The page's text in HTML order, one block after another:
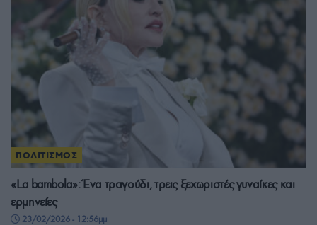
ΠΟΛΙΤΙΣΜΟΣ
«La bambola»: Ένα τραγούδι, τρεις ξεχωριστές γυναίκες και
ερμηνείες
23/02/2026 - 12:56μμ